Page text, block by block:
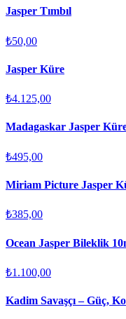
Jasper Tımbıl
₺50,00
Jasper Küre
₺4.125,00
Madagaskar Jasper
₺495,00
Miriam Picture Jasper
₺385,00
Ocean Jasper Bileklik
₺1.100,00
Kadim Savaşçı – Güç,